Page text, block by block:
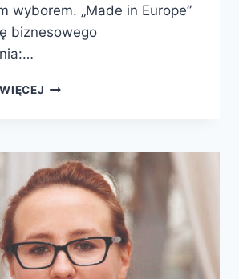
wyborem. „Made in Europe”
biznesowego